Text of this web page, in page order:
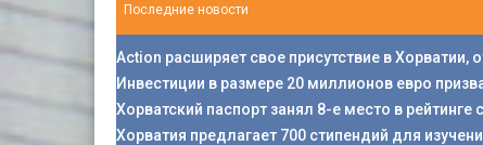
Последние новости
Action расширяет свое присутствие в Хорватии,
Инвестиции в размере 20 миллионов евро
Хорватский паспорт занял 8-е место в
Хорватия предлагает 700 стипендий для